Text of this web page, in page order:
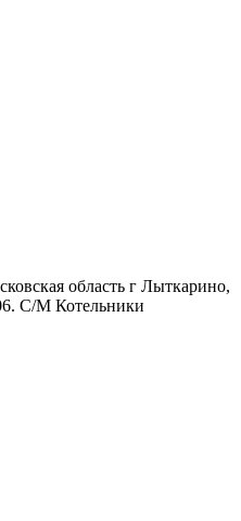
область г Лыткарино,
С/М Котельники